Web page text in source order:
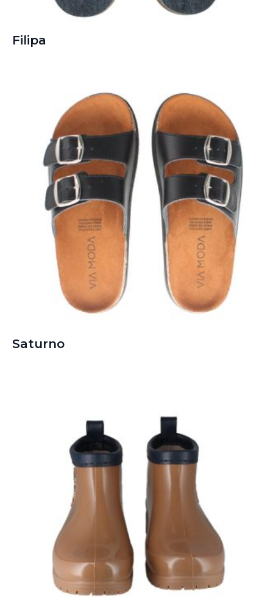
Filipa
Saturno